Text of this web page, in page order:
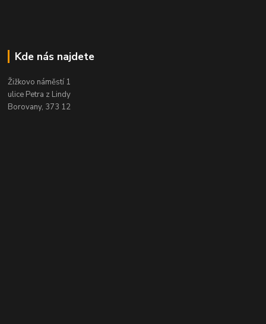
Kde nás najdete
Žižkovo náměstí 1
ulice Petra z Lindy
Borovany, 373 12